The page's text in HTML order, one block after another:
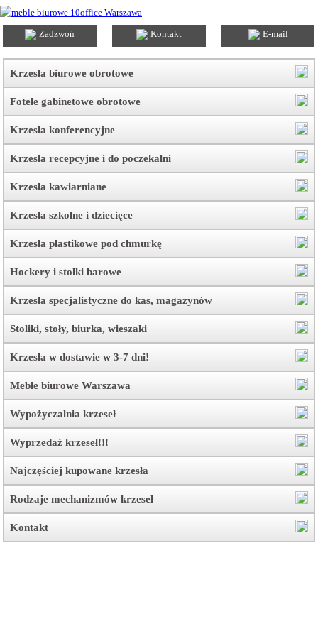
Zadzwoń Kontakt E-mail
Krzesła biurowe obrotowe
Fotele gabinetowe obrotowe
Krzesła konferencyjne
Krzesła recepcyjne i do poczekalni
Krzesła kawiarniane
Krzesła szkolne i dziecięce
Krzesła plastikowe pod chmurkę
Hockery i stołki barowe
Krzesła specjalistyczne do kas, magazynów
Stoliki, stoły, biurka, wieszaki
Krzesła w dostawie w 3-7 dni!
Meble biurowe Warszawa
Wypożyczalnia krzeseł
Wyprzedaż krzeseł!!!
Najczęściej kupowane krzesła
Rodzaje mechanizmów krzeseł
Kontakt